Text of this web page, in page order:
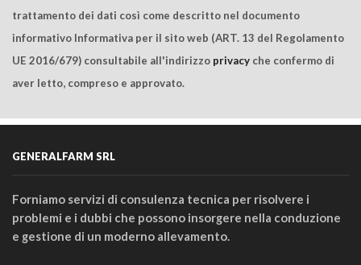
trattamento dei dati così come descritto nel documento
informativo Informativa per il sito web (ART. 13 del Regolamento
UE 2016/679) consultabile all'indirizzo privacy che confermo di
aver letto, compreso e approvato.
GENERALFARM SRL
Forniamo servizi di consulenza tecnica per risolvere i
problemi e i dubbi che possono insorgere nella conduzione
e gestione di un moderno allevamento.